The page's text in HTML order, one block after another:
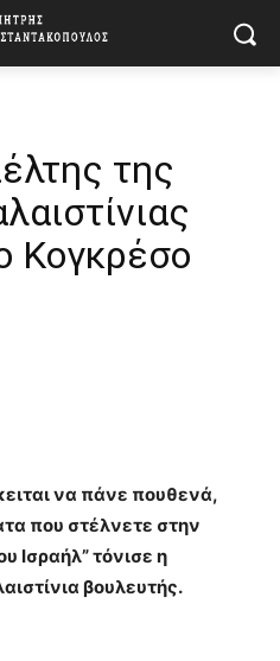
της
Κογκρέσο
να πάνε πουθενά,
που στέλνετε στην
Ισραήλ” τόνισε η
βουλευτής.